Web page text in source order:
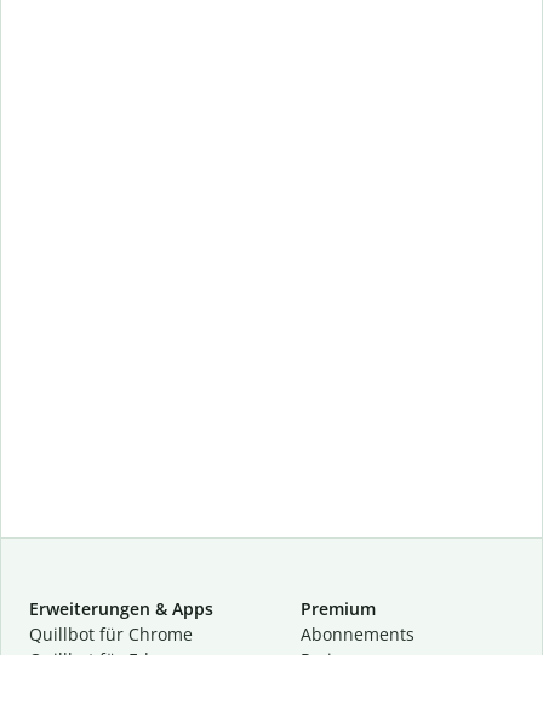
Erweiterungen & Apps
Quillbot für Chrome
Quillbot für Edge
Premium
Abon­ne­ments
Preise